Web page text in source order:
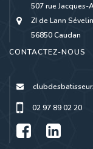
507 rue Jacques-
ZI de Lann Sévelin
56850 Caudan
CONTACTEZ-NOUS
02 97 89 02 20